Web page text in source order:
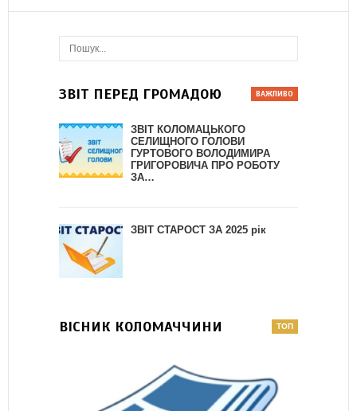
ЗВІТ ПЕРЕД ГРОМАДОЮ
ЗВІТ КОЛОМАЦЬКОГО
СЕЛИЩНОГО ГОЛОВИ
ГУРТОВОГО ВОЛОДИМИРА
ГРИГОРОВИЧА ПРО РОБОТУ
ЗА…
ЗВІТ СТАРОСТ ЗА 2025 рік
ВІСНИК КОЛОМАЧЧИНИ